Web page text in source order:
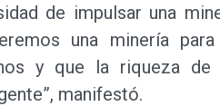
de impulsar una
una minería
y que la riqueza de
manifestó.